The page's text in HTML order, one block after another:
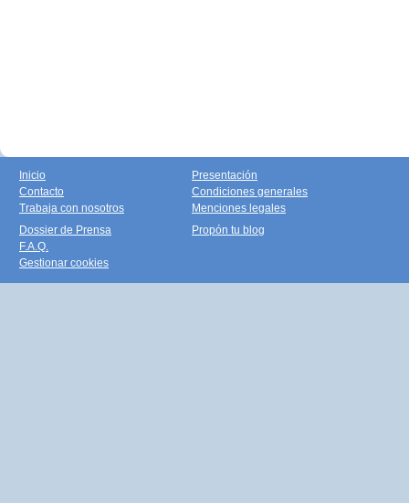
Inicio
Contacto
Trabaja con nosotros
Presentación
Condiciones generales
Menciones legales
Dossier de Prensa
F.A.Q.
Gestionar cookies
Propón tu blog